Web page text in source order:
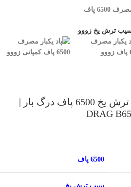
6500 پاف
پاد یکبار مصرف سیب ترش یخ 6500 پاف درگ بار |
DRAG
6500 پاف